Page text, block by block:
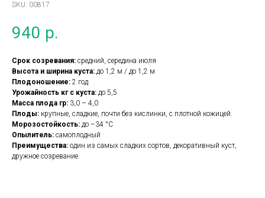
SKU: 00817
940 р.
Срок созревания: средний, середина июля
Высота и ширина куста: до 1,2 м / до 1,2 м
Плодоношение: 2 год
Урожайность кг с куста: до 5,5
Масса плода гр: 3,0 – 4,0
Плоды: крупные, сладкие, почти без кислинки, с плотной кожицей.
Морозостойкость: до –34 °C
Опылитель: самоплодный
Преимущества: один из самых сладких сортов, декоративный куст,
дружное созревание.